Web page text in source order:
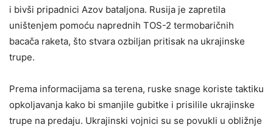
i bivši pripadnici Azov bataljona. Rusija je zapretila
uništenjem pomoću naprednih TOS-2 termobaričnih
bacača raketa, što stvara ozbiljan pritisak na ukrajinske
trupe.
Prema informacijama sa terena, ruske snage koriste taktiku
opkoljavanja kako bi smanjile gubitke i prisilile ukrajinske
trupe na predaju. Ukrajinski vojnici su se povukli u obližnje